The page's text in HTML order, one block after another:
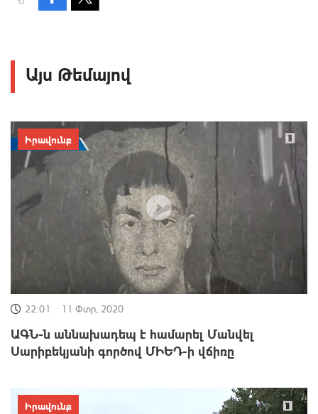
Այս Թեմայով
22:01 11 Փտր, 2020
ԱԳՆ-ն աննախադեպ է համարել Մանվել
Սարիբեկյանի գործով ՄԻԵԴ-ի վճիռը
Իրավունք
Իրավունք